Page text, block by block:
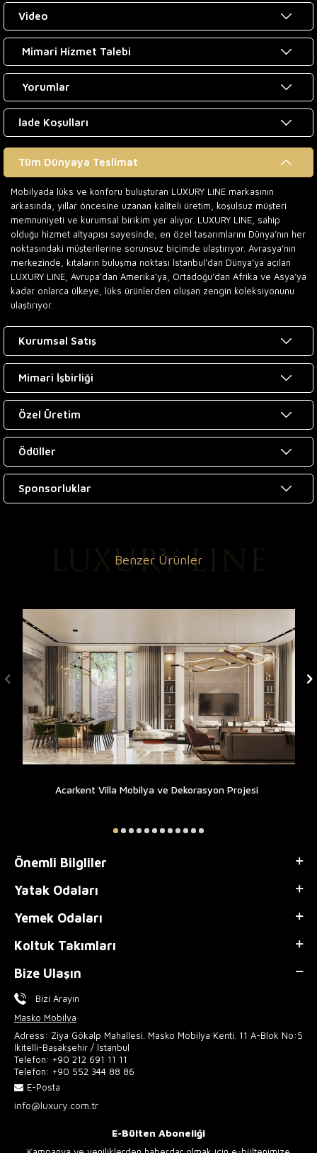
Video
Mimari Hizmet Talebi
Yorumlar
İade Koşulları
Tüm Dünyaya Teslimat
Mobilyada lüks ve konforu buluşturan LUXURY LINE markasının
arkasında, yıllar öncesine uzanan kaliteli üretim, koşulsuz müşteri
memnuniyeti ve kurumsal birikim yer alıyor. LUXURY LINE, sahip
olduğu hizmet altyapısı sayesinde, en özel tasarımlarını Dünya’nın her
noktasındaki müşterilerine sorunsuz biçimde ulaştırıyor. Avrasya’nın
merkezinde, kıtaların buluşma noktası İstanbul’dan Dünya’ya açılan
LUXURY LINE, Avrupa’dan Amerika’ya, Ortadoğu’dan Afrika ve Asya’ya
kadar onlarca ülkeye, lüks ürünlerden oluşan zengin koleksiyonunu
ulaştırıyor.
Kurumsal Satış
Mimari İşbirliği
Özel Üretim
Ödüller
Sponsorluklar
Benzer Ürünler
Acarkent Villa Mobilya ve Dekorasyon Projesi
Önemli Bilgliler
Yatak Odaları
Yemek Odaları
Koltuk Takımları
Bize Ulaşın
Bizi Arayın
Masko Mobilya
Adress: Ziya Gökalp Mahallesi. Masko Mobilya Kenti. 11 A-Blok No:5
İkitelli-Başakşehir / İstanbul
Telefon: +90 212 691 11 11
Telefon: +90 552 344 88 86
E-Posta
info@luxury.com.tr
E-Bülten Aboneliği